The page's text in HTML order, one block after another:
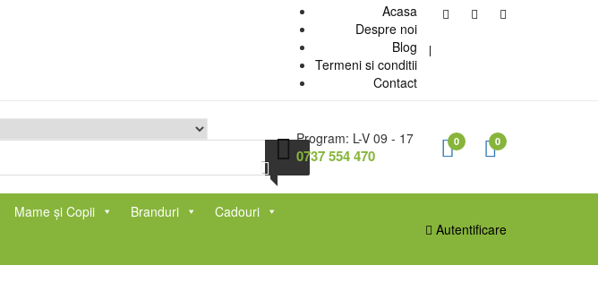
Acasa
Despre noi
Blog
Termeni si conditii
Contact
Program: L-V 09 - 17
0737 554 470
0 0
Mame și Copii Branduri
Cadouri
Autentificare